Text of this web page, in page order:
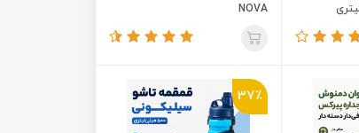
NOVA
37٪